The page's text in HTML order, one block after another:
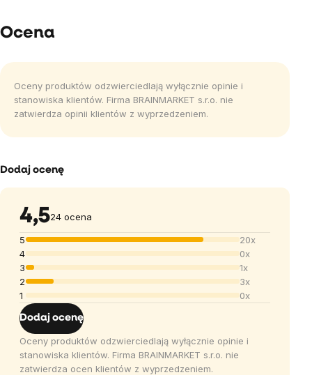
Ocena
Oceny produktów odzwierciedlają wyłącznie opinie i
stanowiska klientów. Firma BRAINMARKET s.r.o. nie
zatwierdza opinii klientów z wyprzedzeniem.
Dodaj ocenę
4,524 ocena
5
20x
4
0x
3
1x
2
3x
1
0x
Dodaj ocenę
Oceny produktów odzwierciedlają wyłącznie opinie i
stanowiska klientów. Firma BRAINMARKET s.r.o. nie
zatwierdza ocen klientów z wyprzedzeniem.